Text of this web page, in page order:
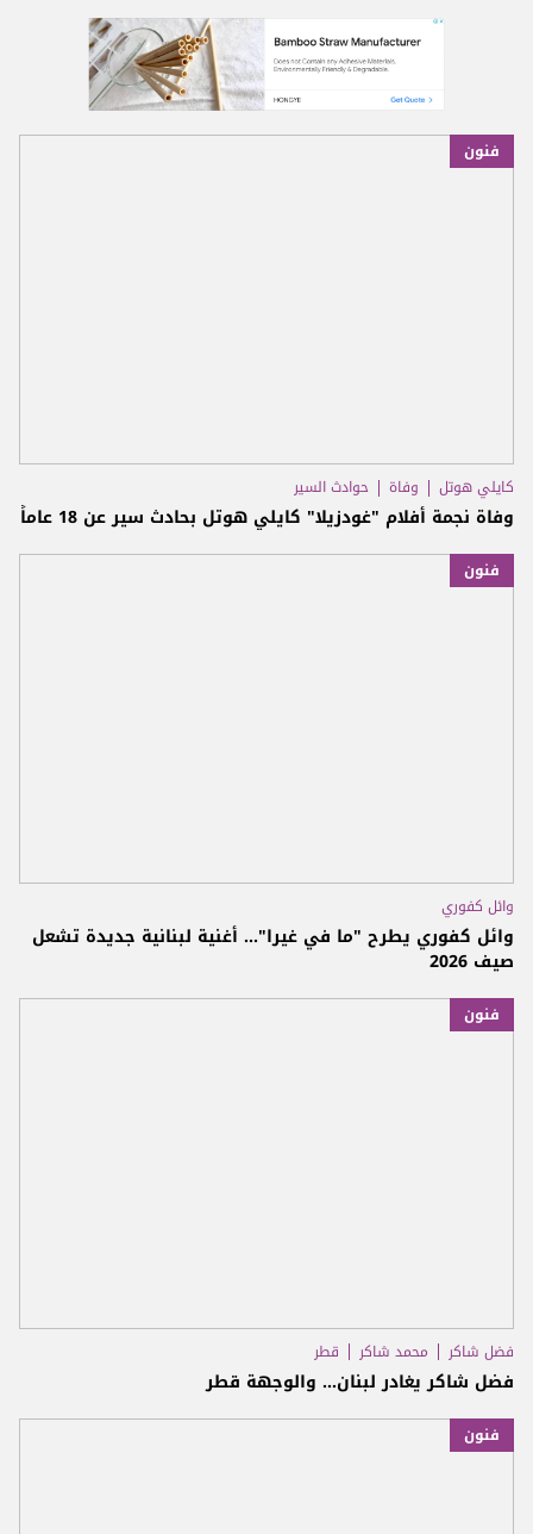
فنون
كايلي هوتل وفاة حوادث السير
وفاة نجمة أفلام "غودزيلا" كايلي هوتل بحادث سير عن 18 عاماً
فنون
وائل كفوري
وائل كفوري يطرح "ما في غيرا"... أغنية لبنانية جديدة تشعل
صيف 2026
فنون
فضل شاكر محمد شاكر قطر
فضل شاكر يغادر لبنان... والوجهة قطر
فنون